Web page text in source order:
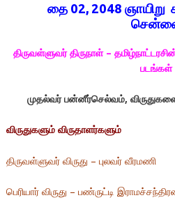
தை 02, 2048 ஞாயிறு
திருவள்ளுவர் திருநாள் –
படங்கள்
முதல்வர் பன்னீர்செல்வம்,
விருதுகளும் விருதாளர்களும்
திருவள்ளுவர் விருது – புலவர் வீரமணி
பெரியார் விருது – பண்ருட்டி